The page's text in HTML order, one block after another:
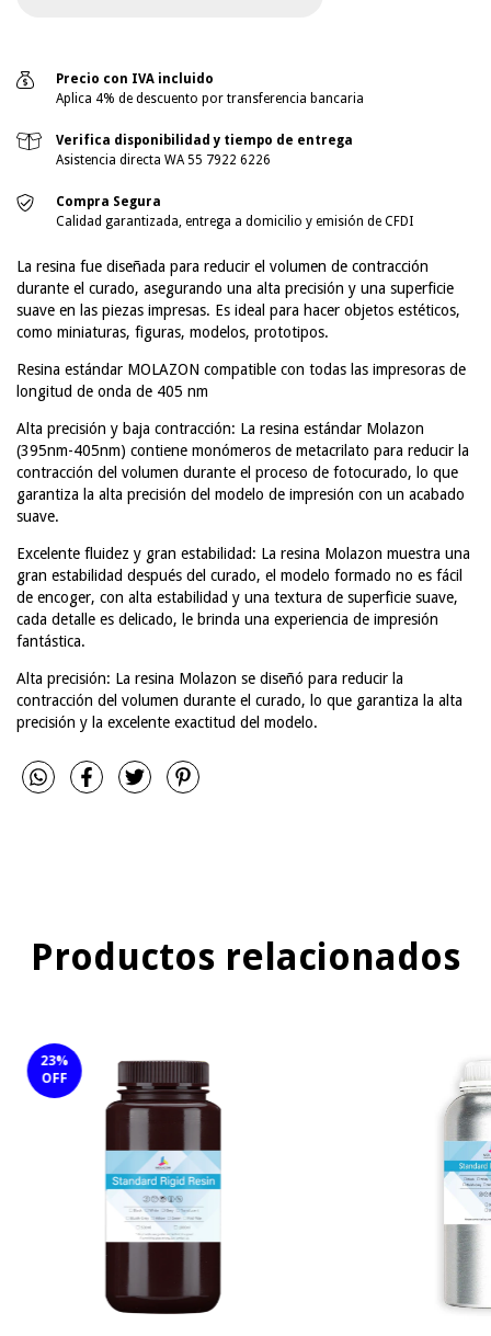
Precio con IVA incluido
Aplica 4% de descuento por transferencia bancaria
Verifica disponibilidad y tiempo de entrega
Asistencia directa WA 55 7922 6226
Compra Segura
Calidad garantizada, entrega a domicilio y emisión de CFDI
La resina fue diseñada para reducir el volumen de contracción
durante el curado, asegurando una alta precisión y una superficie
suave en las piezas impresas. Es ideal para hacer objetos estéticos,
como miniaturas, figuras, modelos, prototipos.
Resina estándar MOLAZON compatible con todas las impresoras de
longitud de onda de 405 nm
Alta precisión y baja contracción: La resina estándar Molazon
(395nm-405nm) contiene monómeros de metacrilato para reducir la
contracción del volumen durante el proceso de fotocurado, lo que
garantiza la alta precisión del modelo de impresión con un acabado
suave.
Excelente fluidez y gran estabilidad: La resina Molazon muestra una
gran estabilidad después del curado, el modelo formado no es fácil
de encoger, con alta estabilidad y una textura de superficie suave,
cada detalle es delicado, le brinda una experiencia de impresión
fantástica.
Alta precisión: La resina Molazon se diseñó para reducir la
contracción del volumen durante el curado, lo que garantiza la alta
precisión y la excelente exactitud del modelo.
Productos relacionados
23%
OFF